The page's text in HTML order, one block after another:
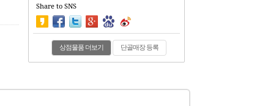
Share to SNS
상점물품 더보기 단골매장 등록